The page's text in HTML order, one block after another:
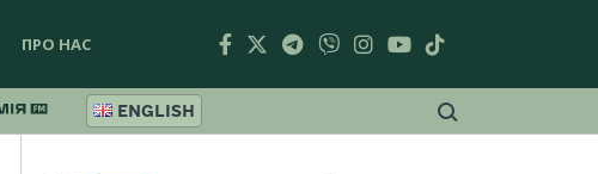
ПРО НАС
ENGLISH